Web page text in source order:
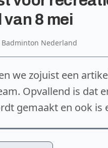
8 mei
Badminton Nederland
we zojuist een
Opvallend is dat
gemaakt en ook